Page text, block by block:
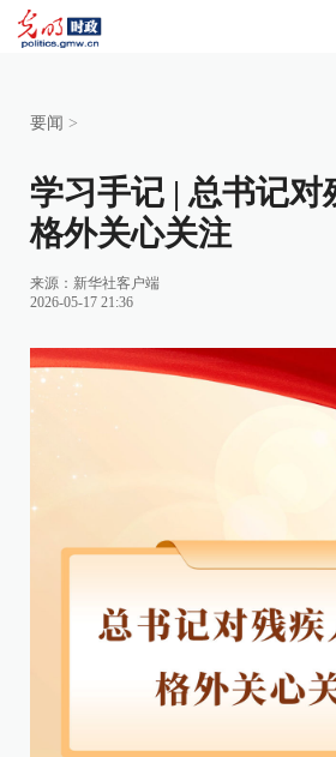
要闻 >
学习手记 | 总书记对
格外关心关注
来源： 新华社客户端
2026-05-17 21:36